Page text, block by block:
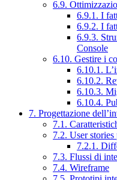
6.9.
6.9.1. I
6.9.2. I
6.9.3.
Console
6.10. Gestire i
6.10.1.
6.10.2.
6.10.3.
6.10.4.
7. Progettazione
7.1.
7.2. User
7.2.1.
7.3. Flussi di
7.4. Wireframe